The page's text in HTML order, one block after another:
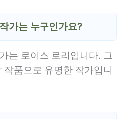
가는 누구인가요?
는 로이스 로리입니다. 그
작품으로 유명한 작가입니